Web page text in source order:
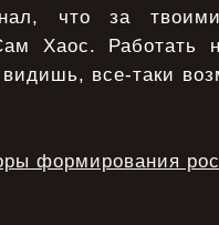
что за
Хаос. Работать
все-таки
формирования